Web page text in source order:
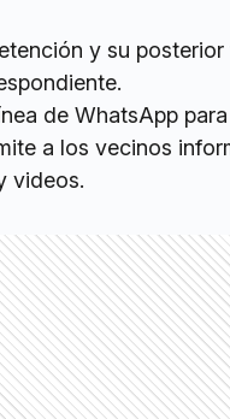
y su posterior
de WhatsApp para
a los vecinos
videos.